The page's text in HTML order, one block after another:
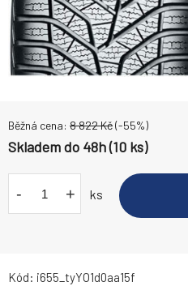
Běžná cena: 8 822Kč(-55%)
Skladem do 48h (10 ks)
- + ks
Kód: i655_tyYO1d0aa15f